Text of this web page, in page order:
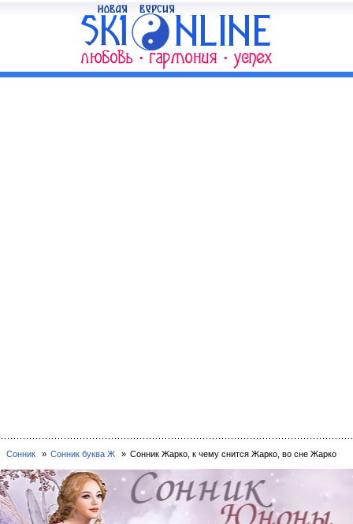
Сонник Сонник буква Ж Сонник Жарко, к чему снится Жарко, во сне Жарко